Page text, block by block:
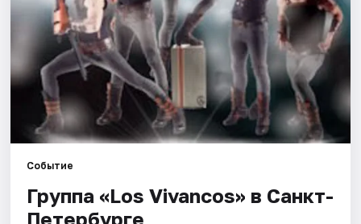
Города
Площадки
Артисты
Событие
Группа «Los Vivancos» в Санкт-
Петербурге